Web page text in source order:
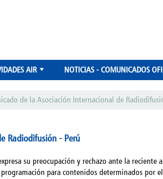
+
AIR NOTICIAS - COMUNICADOS
de la Asociación Internacional de
Radiodifusión - Perú
su preocupación y rechazo ante la
para contenidos determinados por